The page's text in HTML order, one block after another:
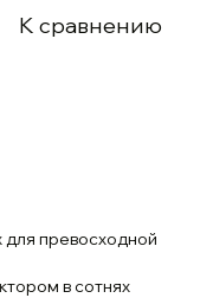
К сравнению
для превосходной
в сотнях